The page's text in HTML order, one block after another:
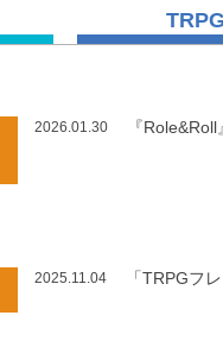
TRPG
2026.01.30 『
2025.11.04 「TRPGフ